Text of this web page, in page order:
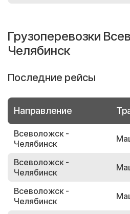
Грузоперевозки
Челябинск
Последние рейсы
Направление
Всеволожск -
Челябинск
Всеволожск -
Челябинск
Всеволожск -
Челябинск